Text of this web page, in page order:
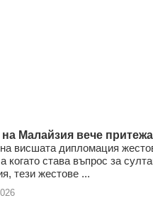
на Малайзия вече
висшата дипломация
когато става въпрос за
тези жестове ...